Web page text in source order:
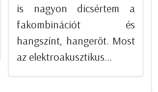
is nagyon dicsértem a
fakombinációt és
hangszínt, hangerőt. Most
az elektroakusztikus...